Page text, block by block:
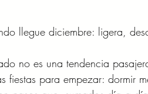
llegue diciembre: ligera,
no es una tendencia
fiestas para empezar: dormir